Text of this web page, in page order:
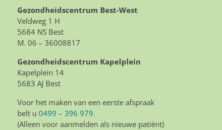
Gezondheidscentrum Best-West
Veldweg 1 H
5684 NS Best
M. 06 – 36008817
Gezondheidscentrum Kapelplein
Kapelplein 14
5683 AJ Best
Voor het maken van een eerste afspraak
belt u 0499 – 396 979.
(Alleen voor aanmelden als nieuwe patiënt)